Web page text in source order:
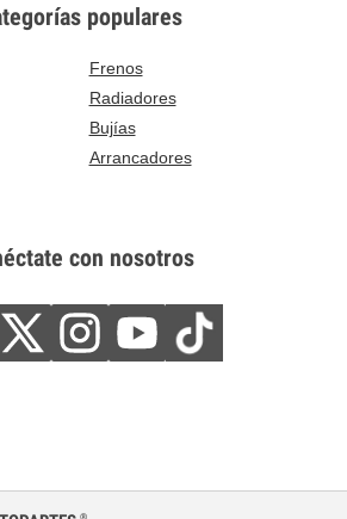
populares
Frenos
Radiadores
Bujías
Arrancadores
con nosotros